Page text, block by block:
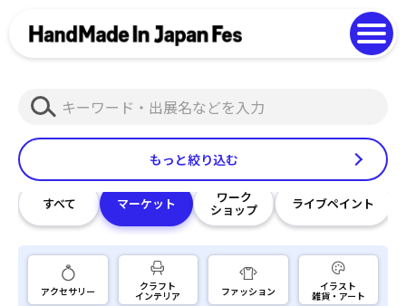
Photo Gallery
もっと絞り込む
検
索
すべて マーケット ワーク
ショップ ライブペイント
アクセサリー クラフト
インテリア ファッション イラスト
雑貨・アート